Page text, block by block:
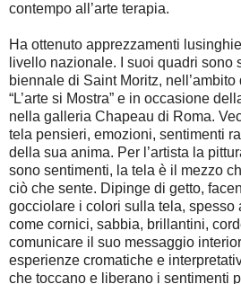
contempo all’arte terapia.
Ha ottenuto apprezzamenti
livello nazionale. I suoi quadri sono
biennale di Saint Moritz,
“L’arte si Mostra” e in occasione
nella galleria Chapeau di Roma.
tela pensieri, emozioni, sentimenti
della sua anima. Per l’artista la
sono sentimenti, la tela è il mezzo
ciò che sente. Dipinge di getto,
gocciolare i colori sulla tela, spesso
come cornici, sabbia, brillantini,
comunicare il suo messaggio
esperienze cromatiche e
che toccano e liberano i sentimenti